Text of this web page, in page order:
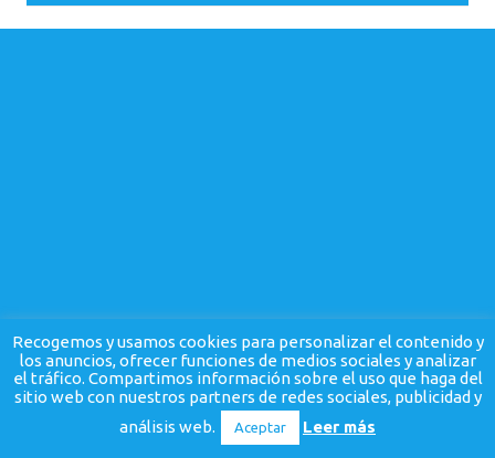
Recogemos y usamos cookies para personalizar el contenido y
los anuncios, ofrecer funciones de medios sociales y analizar
el tráfico. Compartimos información sobre el uso que haga del
sitio web con nuestros partners de redes sociales, publicidad y
análisis web.
Aceptar Leer más